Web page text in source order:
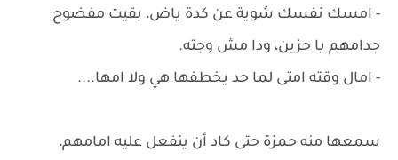
- امسك نفسك شوية عن كدة ياض، بقيت مفضوح
جدامهم يا جزين، ودا مش وجته.
- امال وقته امتى لما حد يخطفها هي ولا امها....
سمعها منه حمزة حتى كاد أن ينفعل عليه امامهم،